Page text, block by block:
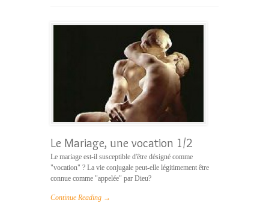
Le Mariage, une vocation 1/2
Le mariage est-il susceptible d'être désigné comme
"vocation" ? La vie conjugale peut-elle légitimement être
connue comme "appelée" par Dieu?
Continue Reading →